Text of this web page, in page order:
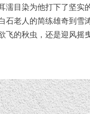
目染为他打下了坚实
石老人的简练雄奇到雪
飞的秋虫，还是迎风摇